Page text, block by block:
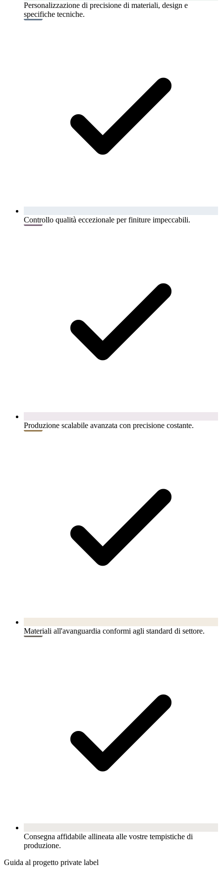
Personalizzazione di precisione di materiali, design e
specifiche tecniche.
Controllo qualità eccezionale per finiture impeccabili.
Produzione scalabile avanzata con precisione costante.
Materiali all'avanguardia conformi agli standard di settore.
Consegna affidabile allineata alle vostre tempistiche di
produzione.
Guida al progetto private label